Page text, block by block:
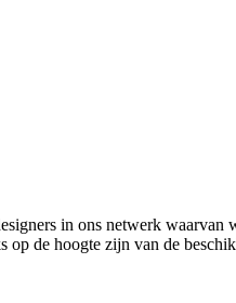
in ons netwerk waarvan
de hoogte zijn van de